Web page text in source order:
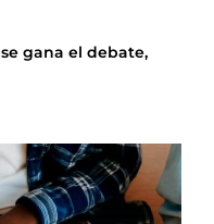
gana el debate,